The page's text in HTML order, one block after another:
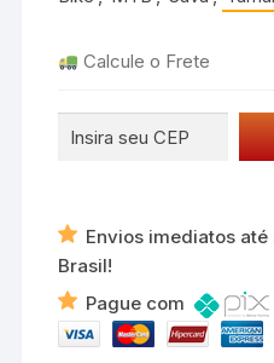
Tamanho
2021
Grafite
quantidade
Calcule o Frete
Envios imediatos até
Brasil!
Pague com